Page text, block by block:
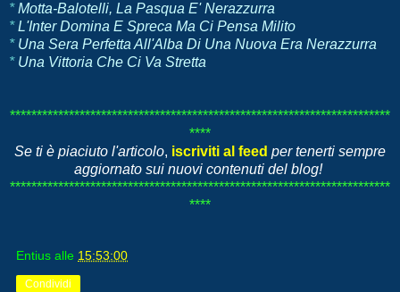
*Motta-Balotelli, La Pasqua E' Nerazzurra
*L'Inter Domina E Spreca Ma Ci Pensa Milito
* Una Sera Perfetta All'Alba Di Una Nuova Era Nerazzurra
* Una Vittoria Che Ci Va Stretta
***********************************************************************
****
Se ti è piaciuto l'articolo, iscriviti al feed per tenerti sempre
aggiornato sui nuovi contenuti del blog!
***********************************************************************
****
Entius alle 15:53:00
Condividi